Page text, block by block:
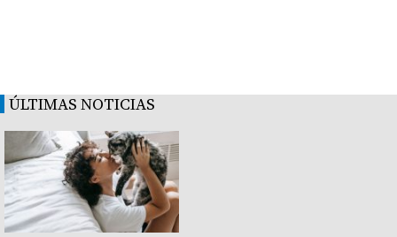
ÚLTIMAS NOTICIAS